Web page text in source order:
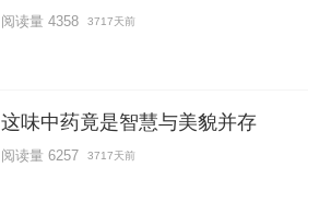
阅读量 4358 3717天前
这味中药竟是智慧与美貌并存
阅读量 6257 3717天前